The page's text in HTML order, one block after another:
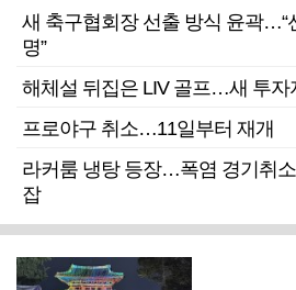
새 축구협회장 선출 방식 윤곽
명”
해체설 뒤집은 LIV 골프…새 투자
프로야구 취소…11일부터 재개
라커룸 냉탕 등장…폭염 경기취
잡